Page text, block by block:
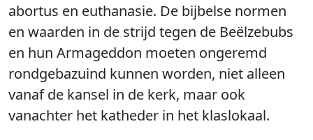
abortus en euthanasie. De bijbelse normen
en waarden in de strijd tegen de Beëlzebubs
en hun Armageddon moeten ongeremd
rondgebazuind kunnen worden, niet alleen
vanaf de kansel in de kerk, maar ook
vanachter het katheder in het klaslokaal.